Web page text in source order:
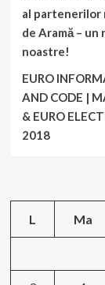
al partenerilor
de Aramă –
noastre!
EURO
AND CODE |
& EURO
2018
L Ma